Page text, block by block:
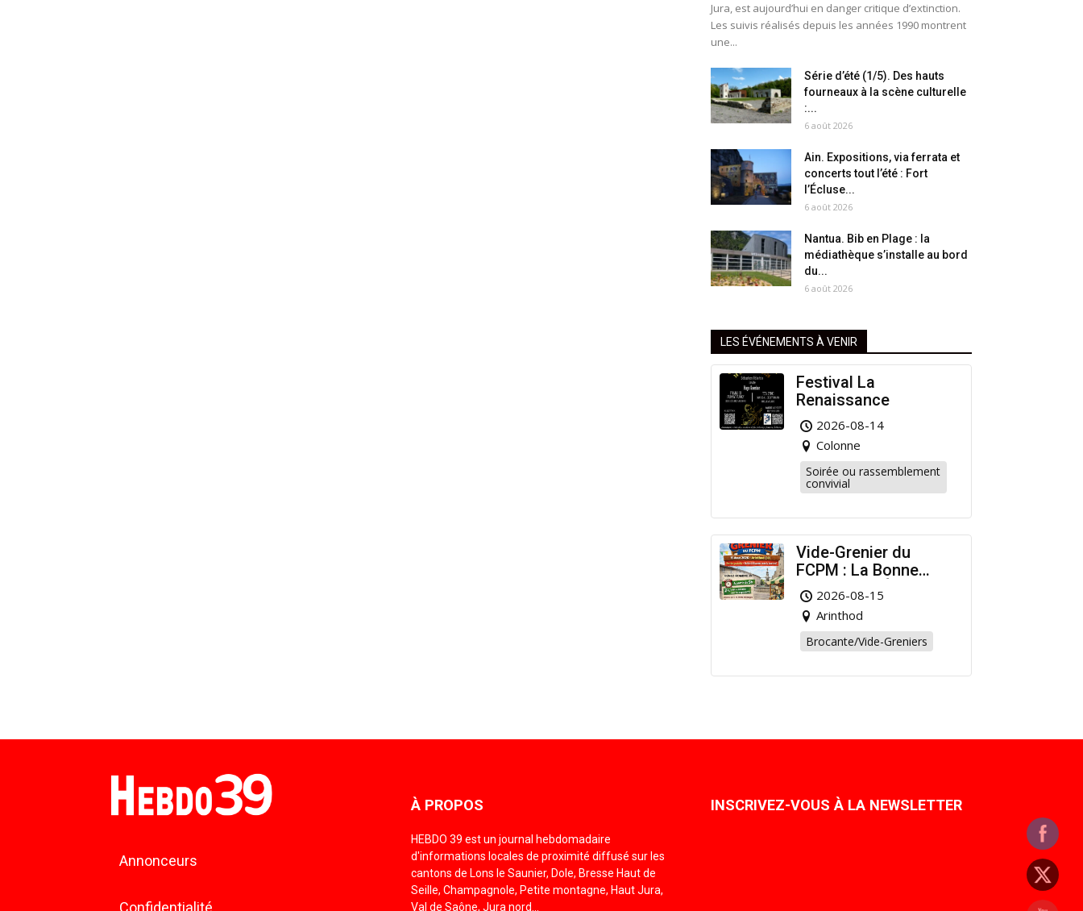
Jura, est aujourd’hui en danger critique d’extinction.
Les suivis réalisés depuis les années 1990 montrent
une...
Série d’été (1/5). Des hauts
fourneaux à la scène culturelle
:...
6 août 2026
Ain. Expositions, via ferrata et
concerts tout l’été : Fort
l’Écluse...
6 août 2026
Nantua. Bib en Plage : la
médiathèque s’installe au bord
du...
6 août 2026
LES ÉVÉNEMENTS À VENIR
Festival La
Renaissance
2026-08-14
Colonne
Soirée ou rassemblement
convivial
Vide-Grenier du
FCPM : La Bonne
Affaire de l’Été à
Arinthod !
2026-08-15
Arinthod
Brocante/Vide-Greniers